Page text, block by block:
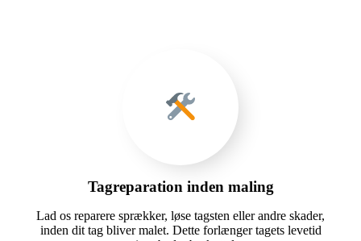
Tagreparation inden maling
Lad os reparere sprækker, løse tagsten eller andre skader,
inden dit tag bliver malet. Dette forlænger tagets levetid